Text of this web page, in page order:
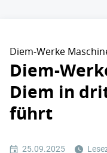
Diem-Werke
Diem-
Diem in
führt
25.09.2025